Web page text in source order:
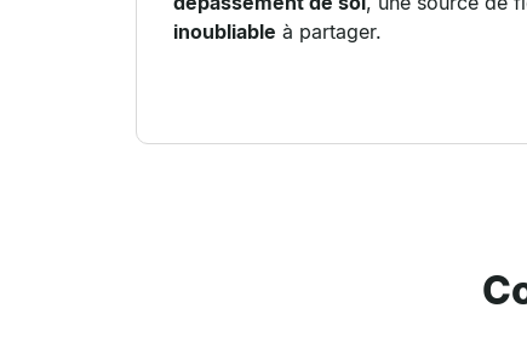
inoubliable à partager.